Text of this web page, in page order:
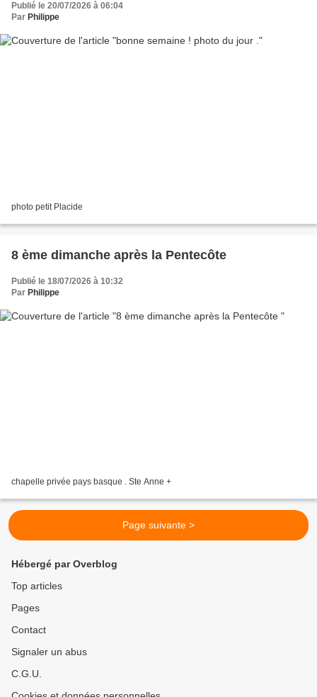
Publié le 20/07/2026 à 06:04
Par Philippe
photo petit Placide
8 ème dimanche après la Pentecôte
Publié le 18/07/2026 à 10:32
Par Philippe
chapelle privée pays basque . Ste Anne +
Page suivante >
Hébergé par Overblog
Top articles
Pages
Contact
Signaler un abus
C.G.U.